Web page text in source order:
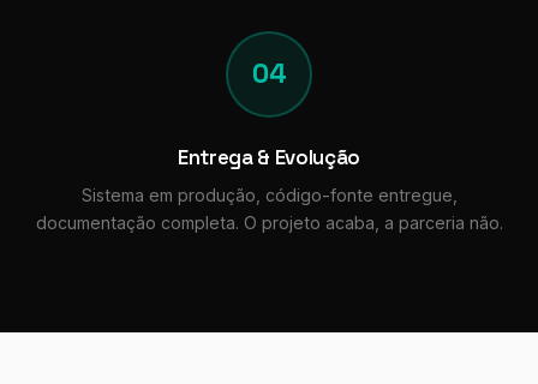
04
Entrega & Evolução
Sistema em produção, código-fonte entregue,
documentação completa. O projeto acaba, a parceria não.